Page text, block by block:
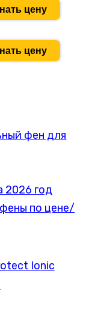
цену
цену
фен для
2026 год
по цене/
Ionic